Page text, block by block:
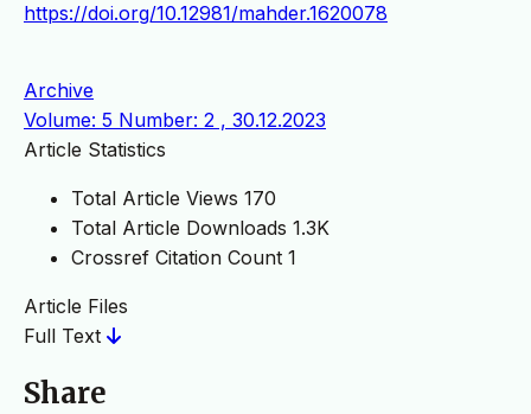
https://doi.org/10.12981/mahder.1620078
Archive
Volume: 5 Number: 2 , 30.12.2023
Article Statistics
Total Article Views 170
Total Article Downloads 1.3K
Crossref Citation Count 1
Article Files
Full Text
Share